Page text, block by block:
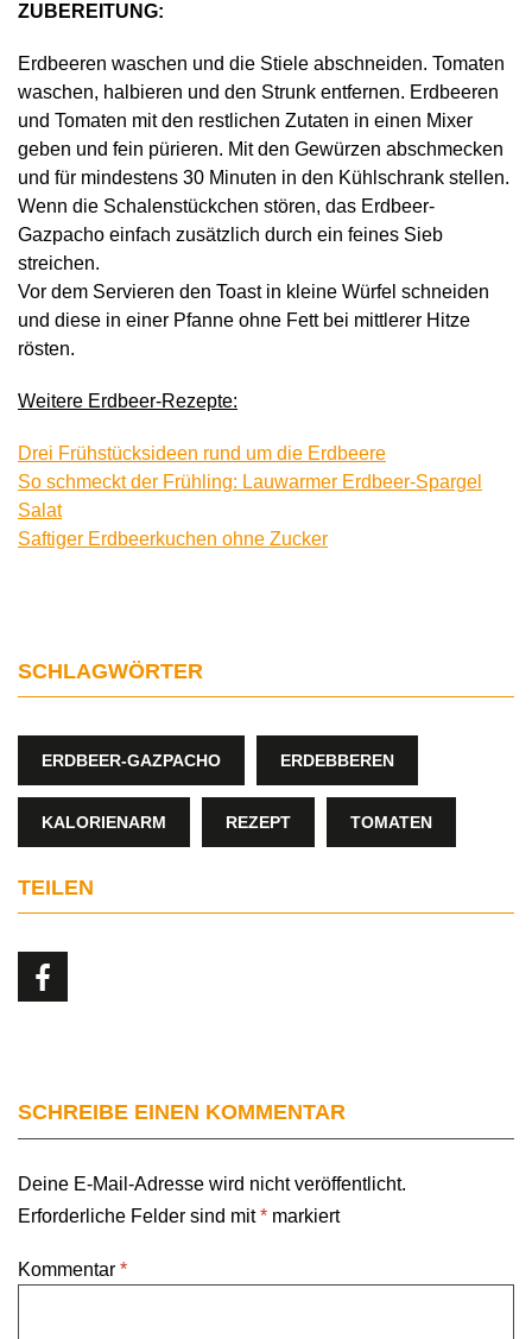
ZUBEREITUNG:
Erdbeeren waschen und die Stiele abschneiden. Tomaten
waschen, halbieren und den Strunk entfernen. Erdbeeren
und Tomaten mit den restlichen Zutaten in einen Mixer
geben und fein pürieren. Mit den Gewürzen abschmecken
und für mindestens 30 Minuten in den Kühlschrank stellen.
Wenn die Schalenstückchen stören, das Erdbeer-
Gazpacho einfach zusätzlich durch ein feines Sieb
streichen.
Vor dem Servieren den Toast in kleine Würfel schneiden
und diese in einer Pfanne ohne Fett bei mittlerer Hitze
rösten.
Weitere Erdbeer-Rezepte:
Drei Frühstücksideen rund um die Erdbeere
So schmeckt der Frühling: Lauwarmer Erdbeer-Spargel
Salat
Saftiger Erdbeerkuchen ohne Zucker
SCHLAGWÖRTER
ERDBEER-GAZPACHO ERDEBBEREN
KALORIENARM REZEPT TOMATEN
TEILEN
SCHREIBE EINEN KOMMENTAR
Deine E-Mail-Adresse wird nicht veröffentlicht.
Erforderliche Felder sind mit* markiert
Kommentar *